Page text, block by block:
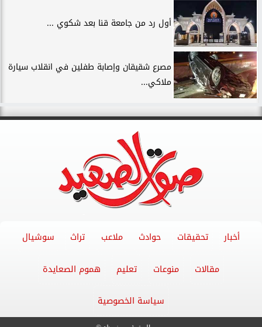
أول رد من جامعة قنا بعد شكوي ...
مصرع شقيقان وإصابة طفلين في انقلاب سيارة
ملاكي...
أخبار تحقيقات حوادث ملاعب تراث سوشيال
مقالات منوعات تعليم هموم الصعايدة
سياسة الخصوصية